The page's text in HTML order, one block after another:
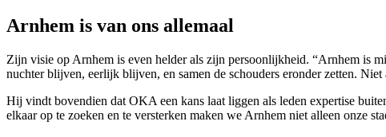
Arnhem is van ons allemaal
Zijn visie op Arnhem is even helder als zijn persoonlijkheid. “Arnhem is
nuchter blijven, eerlijk blijven, en samen de schouders eronder zetten.
Hij vindt bovendien dat OKA een kans laat liggen als leden expertise
elkaar op te zoeken en te versterken maken we Arnhem niet alleen onze